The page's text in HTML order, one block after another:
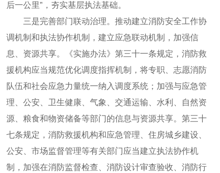
后一公里”，夯实基层执法基础。
三是完善部门联动治理。推动建立消防安全工作协
调机制和执法协作机制，建立应急联动机制，加强信
息、资源共享。《实施办法》第三十一条规定，消防救
援机构应当规范优化调度指挥机制，将专职、志愿消防
队伍和社会应急力量统一纳入调度系统；加强与应急管
理、公安、卫生健康、气象、交通运输、水利、自然资
源、粮食和物资储备等部门的信息与资源共享。第三十
七条规定，消防救援机构和应急管理、住房城乡建设、
公安、市场监督管理等有关部门应当建立执法协作机
制，加强在消防监督检查、消防设计审查验收、消防行